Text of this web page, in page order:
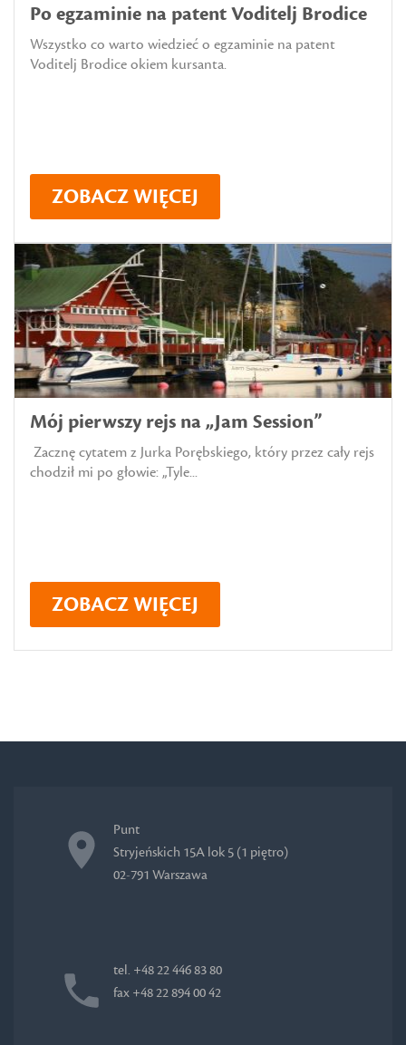
Po egzaminie na patent Voditelj Brodice
Wszystko co warto wiedzieć o egzaminie na patent
Voditelj Brodice okiem kursanta.
ZOBACZ WIĘCEJ
Mój pierwszy rejs na „Jam Session”
Zacznę cytatem z Jurka Porębskiego, który przez cały rejs
chodził mi po głowie: „Tyle...
ZOBACZ WIĘCEJ
Punt
Stryjeńskich 15A lok 5 (1 piętro)
02-791 Warszawa
tel. +48 22 446 83 80
fax +48 22 894 00 42